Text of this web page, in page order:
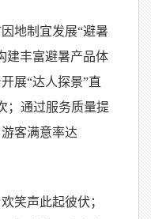
地制宜发展“避暑
建丰富避暑产品体
展“达人探景”直
；通过服务质量提
客满意率达
笑声此起彼伏；